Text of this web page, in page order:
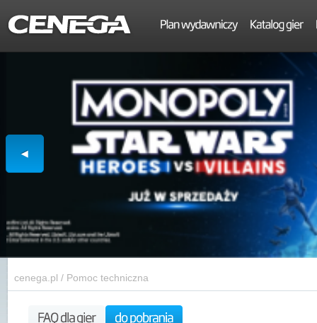
cenega.pl / Pomoc techniczna